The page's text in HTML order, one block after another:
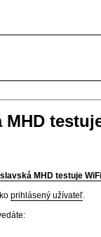
MHD
MHD testuje
prihlásený užívateľ.